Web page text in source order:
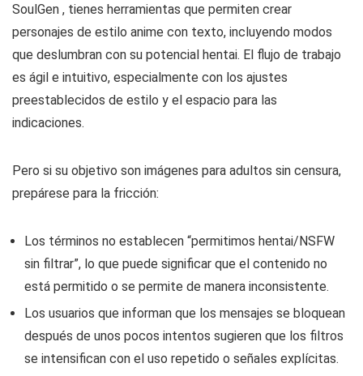
SoulGen , tienes herramientas que permiten crear
personajes de estilo anime con texto, incluyendo modos
que deslumbran con su potencial hentai. El flujo de trabajo
es ágil e intuitivo, especialmente con los ajustes
preestablecidos de estilo y el espacio para las
indicaciones.
Pero si su objetivo son imágenes para adultos sin censura,
prepárese para la fricción:
Los términos no establecen “permitimos hentai/NSFW
sin filtrar”, lo que puede significar que el contenido no
está permitido o se permite de manera inconsistente.
Los usuarios que informan que los mensajes se bloquean
después de unos pocos intentos sugieren que los filtros
se intensifican con el uso repetido o señales explícitas.